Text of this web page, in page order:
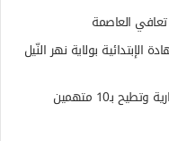
تعافي العاصمة
الإبتدائية بولاية نهر النّيل
بـ10 متهمين